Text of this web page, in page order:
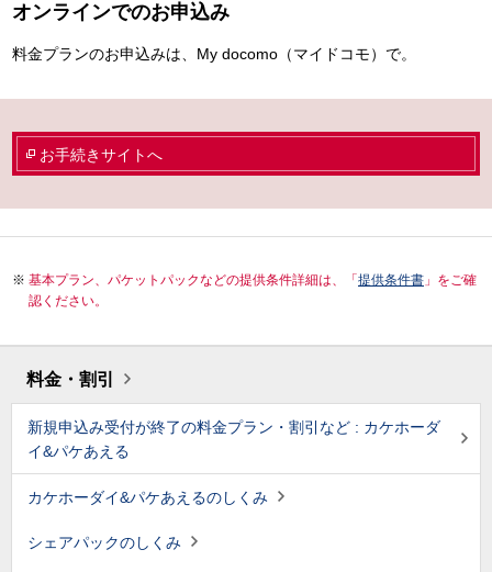
オンラインでのお申込み
料金プランのお申込みは、My docomo（マイドコモ）で。
お手続きサイトへ
基本プラン、パケットパックなどの提供条件詳細は、「提供条件書 」をご確
認ください。
料金・割引
新規申込み受付が終了の料金プラン・割引など : カケホーダ
イ&パケあえる
カケホーダイ&パケあえるのしくみ
シェアパックのしくみ